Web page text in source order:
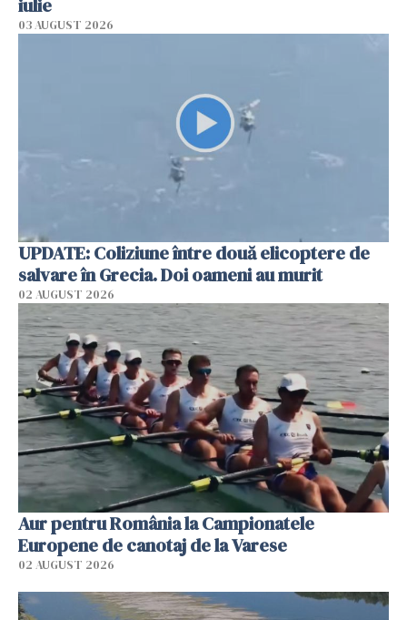
03 AUGUST 2026
UPDATE: Coliziune între două elicoptere de
salvare în Grecia. Doi oameni au murit
02 AUGUST 2026
Aur pentru România la Campionatele
Europene de canotaj de la Varese
02 AUGUST 2026